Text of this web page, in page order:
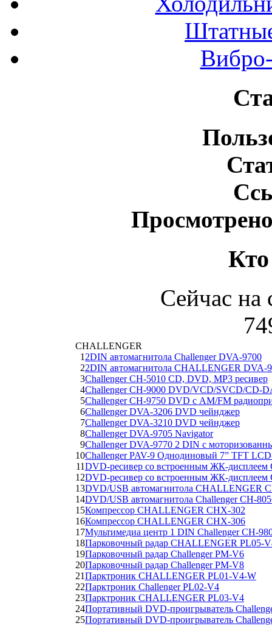
Кто
Сейчас на
CHALLENGER
1 2DIN автомагнитола Challenger DVA-9700
22DIN автомагнитола CHALLENGER DVA-
3Challenger CH-5010 CD, DVD, MP3 ресивер
4Challenger CH-9000 DVD/VCD/SVCD/CD-
5Challenger CH-9750 DVD с AM/FM
6Challenger DVA-3206 DVD чейнджер
7Challenger DVA-3210 DVD чейнджер
8Challenger DVA-9705 Navigator
9Challenger DVA-9770 2 DIN с
10Challenger PAV-9 Однодиновый 7” TFT
11DVD-ресивер со встроенным ЖК-дисплеем
12DVD-ресивер со встроенным ЖК-дисплеем
13DVD/USB автомагнитола CHALLENGER
14DVD/USB автомагнитола Challenger CH-
15Компрессор CHALLENGER CHX-302
16Компрессор CHALLENGER CHX-306
17Мультимедиа центр 1 DIN Challenger CH-
18Парковочный радар CHALLENGER PL05-
19Парковочный радар Challenger PM-V6
20Парковочный радар Challenger PM-V8
21Парктроник CHALLENGER PL01-V4-W
22Парктроник Challenger PL02-V4
23Парктроник CHALLENGER PL03-V4
24Портативный DVD-проигрыватель
25Портативный DVD-проигрыватель